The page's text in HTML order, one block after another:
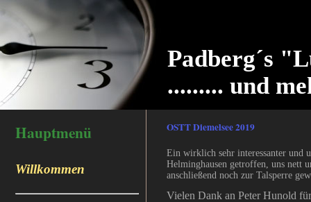
Padberg´s
......... und
Hauptmenü
Willkommen
OSTT Diemelsee 2019
Ein wirklich sehr interessanter und
Helminghausen getroffen, uns nett
anschließend noch zur Talsperre
Vielen Dank an Peter Hunold